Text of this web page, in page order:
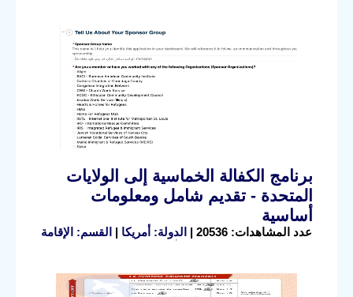
برنامج الكفالة الخماسية إلى الولايات
المتحدة - تقديم شامل ومعلومات
أساسية
عدد المشاهدات: 20536 | الدولة: أمريكا | القسم: الإقامة